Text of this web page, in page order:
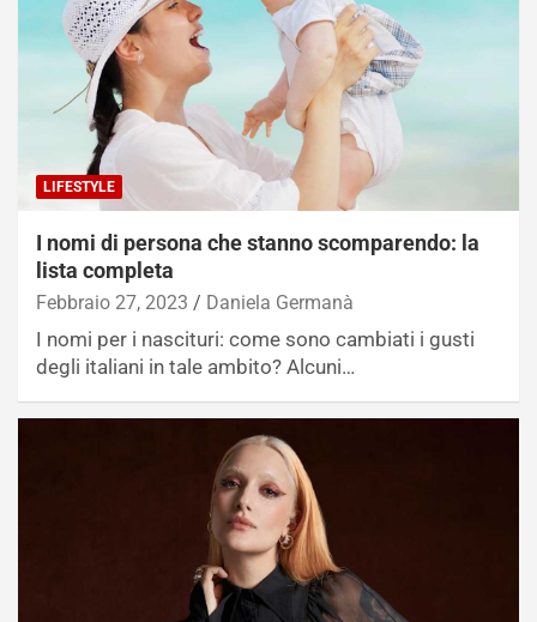
LIFESTYLE
I nomi di persona che stanno scomparendo: la
lista completa
Febbraio 27, 2023 Daniela Germanà
I nomi per i nascituri: come sono cambiati i gusti
degli italiani in tale ambito? Alcuni…